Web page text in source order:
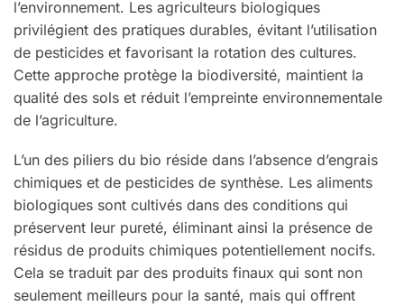
l’environnement. Les agriculteurs biologiques
privilégient des pratiques durables, évitant l’utilisation
de pesticides et favorisant la rotation des cultures.
Cette approche protège la biodiversité, maintient la
qualité des sols et réduit l’empreinte environnementale
de l’agriculture.
L’un des piliers du bio réside dans l’absence d’engrais
chimiques et de pesticides de synthèse. Les aliments
biologiques sont cultivés dans des conditions qui
préservent leur pureté, éliminant ainsi la présence de
résidus de produits chimiques potentiellement nocifs.
Cela se traduit par des produits finaux qui sont non
seulement meilleurs pour la santé, mais qui offrent